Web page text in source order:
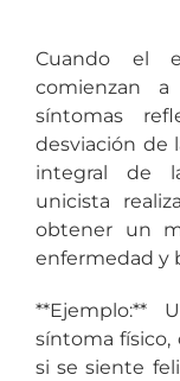
Cuando el
comienzan
síntomas
desviación de
integral de
unicista
obtener un
enfermedad y
**Ejemplo:**
síntoma
si se siente